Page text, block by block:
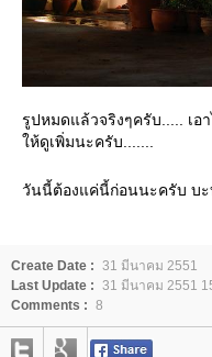
รูปหมดแล้วจริงๆครับ..... เอ
ห้ดูเพิ่มนะครับ.......
วันนี้ต้องแค่นี้ก่อนนะครับ บะ
Create Date : 31 มีนาคม 2551
Last Update : 31 มีนาคม 2551
Comments : 8